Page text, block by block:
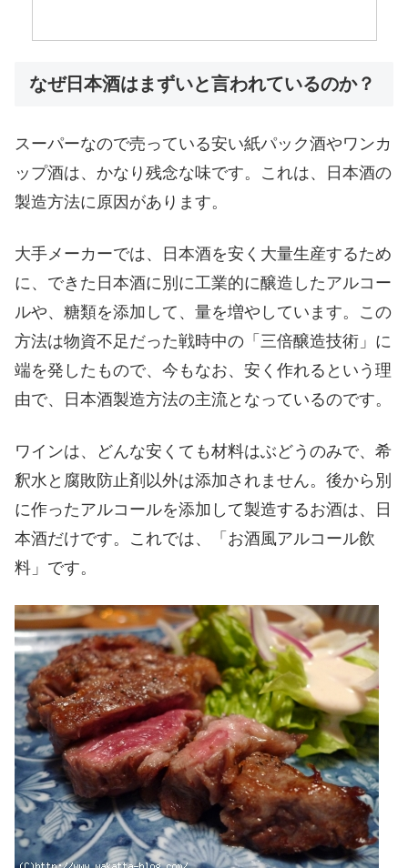
なぜ日本酒はまずいと言われているのか？
スーパーなので売っている安い紙パック酒やワンカ
ップ酒は、かなり残念な味です。これは、日本酒の
製造方法に原因があります。
大手メーカーでは、日本酒を安く大量生産するため
に、できた日本酒に別に工業的に醸造したアルコー
ルや、糖類を添加して、量を増やしています。この
方法は物資不足だった戦時中の「三倍醸造技術」に
端を発したもので、今もなお、安く作れるという理
由で、日本酒製造方法の主流となっているのです。
ワインは、どんな安くても材料はぶどうのみで、希
釈水と腐敗防止剤以外は添加されません。後から別
に作ったアルコールを添加して製造するお酒は、日
本酒だけです。これでは、「お酒風アルコール飲
料」です。